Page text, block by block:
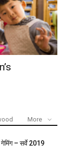
More
गेमिंग – सर्वे 2019